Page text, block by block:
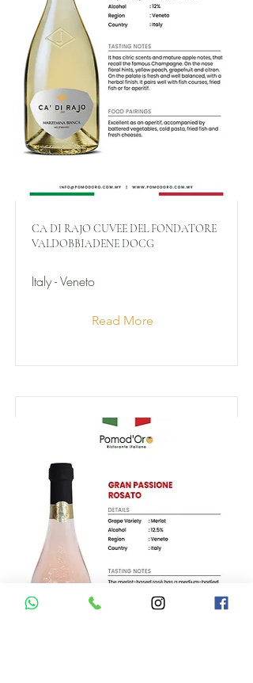
CA DI RAJO CUVEE DEL FONDATORE
VALDOBBIADENE DOCG
Italy - Veneto
Read More